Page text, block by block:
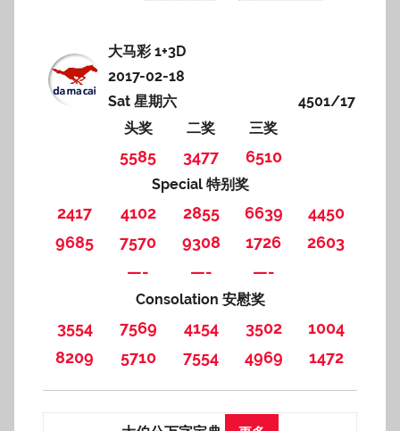
大马彩 1+3D
2017-02-18
Sat 星期六
4501/17
头奖
二奖 三奖
5585 3477 6510
Special 特别奖
2417 4102 2855 6639
4450
9685
7570 9308 1726
2603
—-
—- —-
Consolation 安慰奖
3554 7569 4154 3502
1004
8209
5710 7554 4969 1472